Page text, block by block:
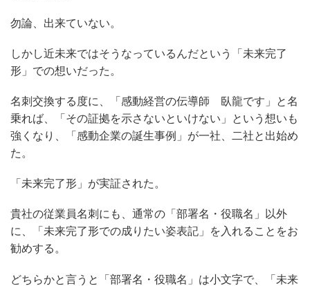
勿論、出来ていない。
しかし近未来ではそうなっているんだという「未来完了
形」での想いだった。
名刺交換する度に、「感動経営の伝導師 臥龍です」と名
乗れば、「その証拠を示さないといけない」という想いも
強くなり、「感動企業の誕生事例」が一社、二社と出始め
た。
「未来完了形」が実証された。
貴社の従業員名刺にも、通常の「部署名・役職名」以外
に、「未来完了形での成りたい姿表記」を入れることをお
勧めする。
どちらかと言うと「部署名・役職名」は小文字で、「未来